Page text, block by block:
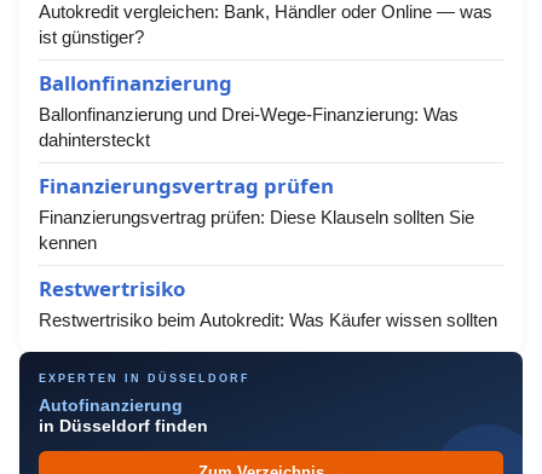
Autokredit vergleichen: Bank, Händler oder Online — was
ist günstiger?
Ballonfinanzierung
Ballonfinanzierung und Drei-Wege-Finanzierung: Was
dahintersteckt
Finanzierungsvertrag prüfen
Finanzierungsvertrag prüfen: Diese Klauseln sollten Sie
kennen
Restwertrisiko
Restwertrisiko beim Autokredit: Was Käufer wissen sollten
EXPERTEN IN DÜSSELDORF
Autofinanzierung
in Düsseldorf finden